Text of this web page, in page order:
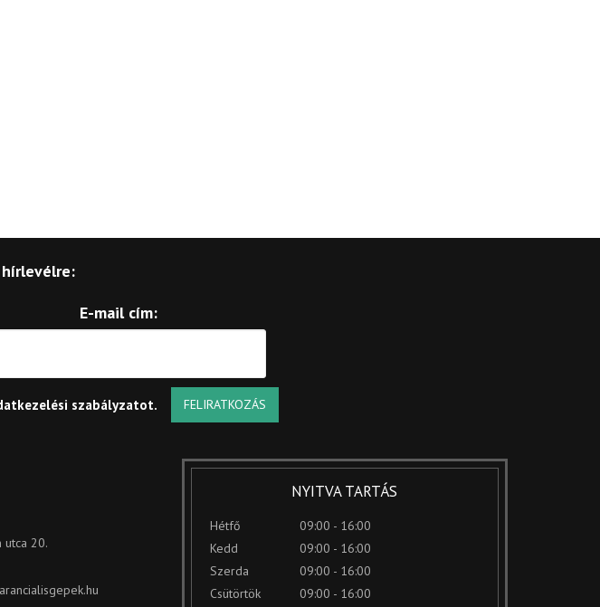
E-mail cím:
szabályzatot. FELIRATKOZÁS
utca 20.
NYITVA TARTÁS
Hétfő
09:00 - 16:00
Kedd
09:00 - 16:00
Szerda
09:00 - 16:00
Csütörtök
09:00 - 16:00